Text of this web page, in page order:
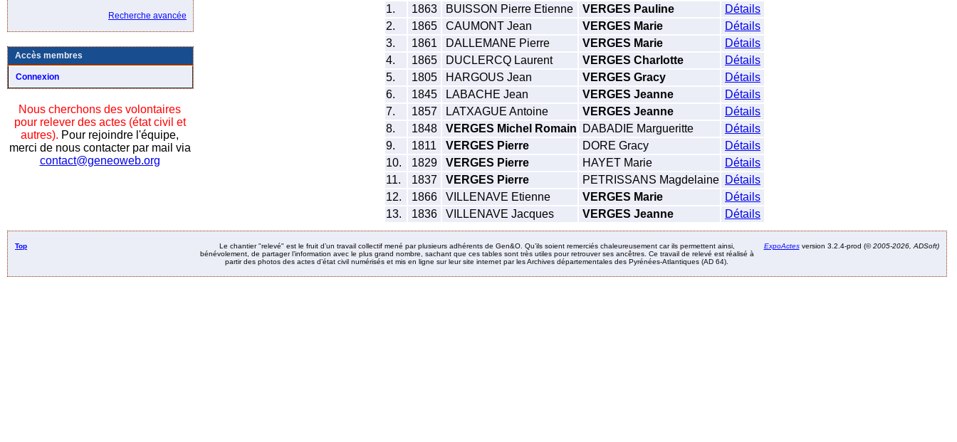
Recherche avancée
Accès membres
Connexion
Nous cherchons des volontaires
pour relever des actes (état civil et
autres). Pour rejoindre l'équipe,
merci de nous contacter par mail via
contact@geneoweb.org
1.
1863 BUISSON Pierre Etienne VERGES Pauline
Détails
2.
1865 CAUMONT Jean VERGES Marie
Détails
3.
1861 DALLEMANE Pierre VERGES Marie
Détails
4.
1865 DUCLERCQ Laurent VERGES Charlotte
Détails
5.
1805 HARGOUS Jean VERGES Gracy
Détails
6.
1845 LABACHE Jean VERGES Jeanne
Détails
7.
1857 LATXAGUE Antoine VERGES Jeanne
Détails
8.
1848 VERGES Michel Romain DABADIE Margueritte
Détails
9.
1811 VERGES Pierre DORE Gracy
Détails
10.
1829 VERGES Pierre HAYET Marie
Détails
11.
1837 VERGES Pierre PETRISSANS Magdelaine Détails
12.
1866 VILLENAVE Etienne VERGES Marie
Détails
13.
1836 VILLENAVE Jacques VERGES Jeanne Détails
Top
Le chantier "relevé" est le fruit d’un travail collectif mené par plusieurs adhérents de Gen&O. Qu’ils soient remerciés chaleureusement car ils permettent ainsi,
bénévolement, de partager l’information avec le plus grand nombre, sachant que ces tables sont très utiles pour retrouver ses ancêtres. Ce travail de relevé est réalisé à
partir des photos des actes d’état civil numérisés et mis en ligne sur leur site internet par les Archives départementales des Pyrénées-Atlantiques (AD 64).
ExpoActesversion 3.2.4-prod (©2005-2026, ADSoft)